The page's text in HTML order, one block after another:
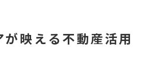
映える不動産活用